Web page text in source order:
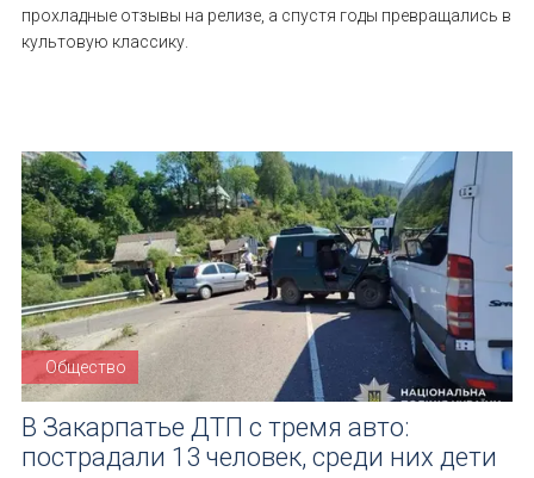
прохладные отзывы на релизе, а спустя годы превращались в
культовую классику.
Общество
В Закарпатье ДТП с тремя авто:
пострадали 13 человек, среди них дети